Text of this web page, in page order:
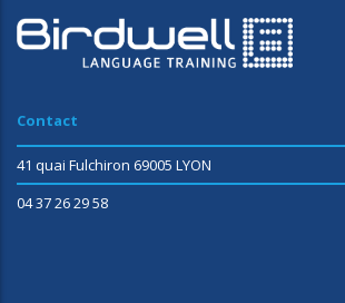
Contact
41 quai Fulchiron 69005 LYON
04 37 26 29 58